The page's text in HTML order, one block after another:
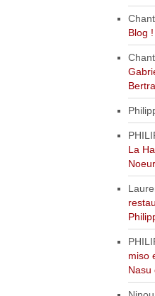
Blog !
La
miso
Nasu